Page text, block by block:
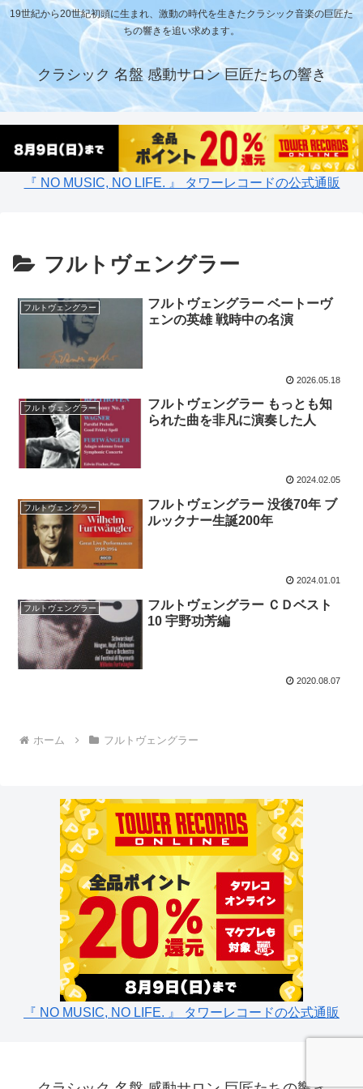
19世紀から20世紀初頭に生まれ、激動の時代を生きたクラシック音楽の巨匠た
ちの響きを追い求めます。
クラシック 名盤 感動サロン 巨匠たちの響き
『 NO MUSIC, NO LIFE. 』 タワーレコードの公式通販
フルトヴェングラー
フルトヴェングラー
フルトヴェングラー ベートーヴ
ェンの英雄 戦時中の名演
2026.05.18
フルトヴェングラー
フルトヴェングラー もっとも知
られた曲を非凡に演奏した人
2024.02.05
フルトヴェングラー
フルトヴェングラー 没後70年 ブ
ルックナー生誕200年
2024.01.01
フルトヴェングラー
フルトヴェングラー ＣＤベスト
10 宇野功芳編
2020.08.07
ホーム フルトヴェングラー
『 NO MUSIC, NO LIFE. 』 タワーレコードの公式通販